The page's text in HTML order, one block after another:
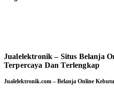
Jualelektronik – Situs Belanja
Terpercaya Dan Terlengkap
Jualelektronik.com – Belanja Online